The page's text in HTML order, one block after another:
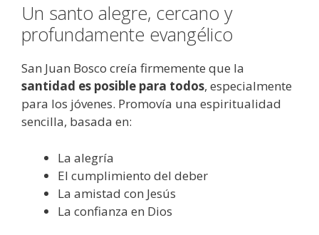
Un santo alegre, cercano y
profundamente evangélico
San Juan Bosco creía firmemente que la
santidad es posible para todos, especialmente
para los jóvenes. Promovía una espiritualidad
sencilla, basada en:
La alegría
El cumplimiento del deber
La amistad con Jesús
La confianza en Dios